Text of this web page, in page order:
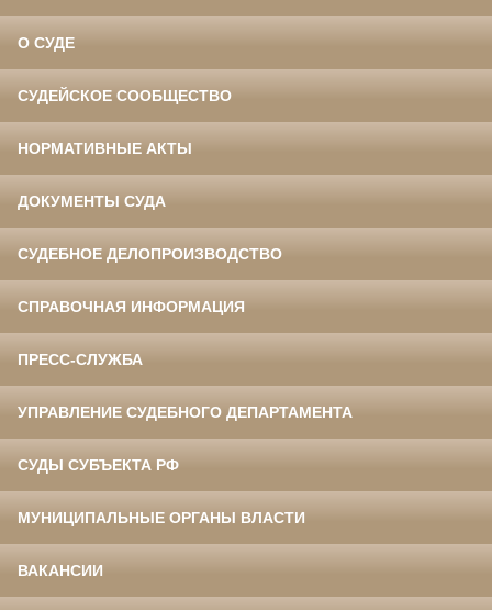
О СУДЕ
СУДЕЙСКОЕ СООБЩЕСТВО
НОРМАТИВНЫЕ АКТЫ
ДОКУМЕНТЫ СУДА
СУДЕБНОЕ ДЕЛОПРОИЗВОДСТВО
СПРАВОЧНАЯ ИНФОРМАЦИЯ
ПРЕСС-СЛУЖБА
УПРАВЛЕНИЕ СУДЕБНОГО ДЕПАРТАМЕНТА
СУДЫ СУБЪЕКТА РФ
МУНИЦИПАЛЬНЫЕ ОРГАНЫ ВЛАСТИ
ВАКАНСИИ